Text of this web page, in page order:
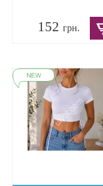
152 грн.